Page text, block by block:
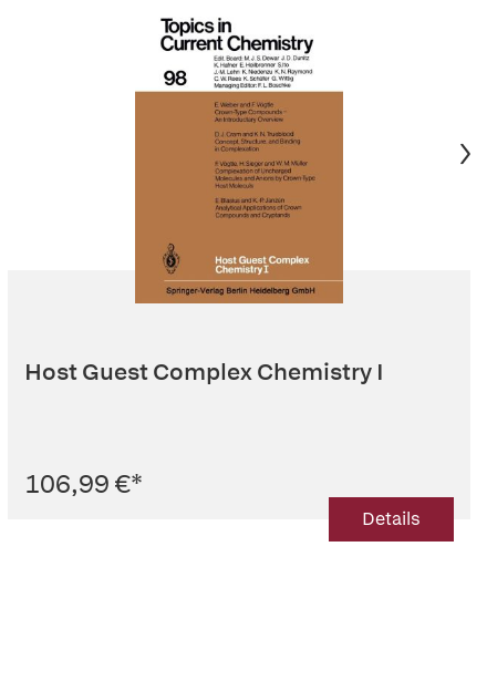
Host Guest Complex Chemistry I
106,99 €*
Details